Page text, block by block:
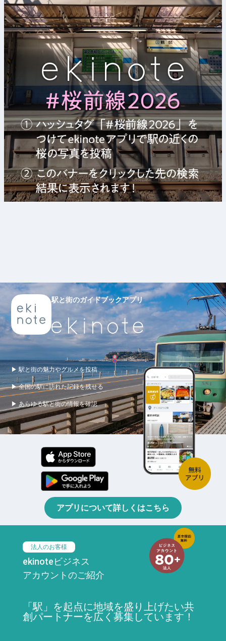
駅と街のガイドブックアプリ
▶ 駅と街の魅力やグルメを投稿
▶ 全国の駅に訪れた記録を残せる
▶ あらゆる駅と街の情報を確認
アプリについて詳しくはこちら
法人のお客様
ekinoteビジネス
アカウントのご紹介
「駅」を起点に地域を盛り上げたい共
創パートナーを広く募集しています！